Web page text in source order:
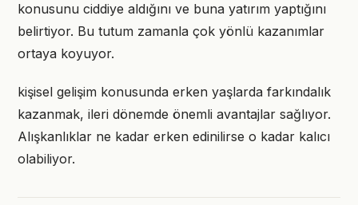
konusunu ciddiye aldığını ve buna yatırım yaptığını
belirtiyor. Bu tutum zamanla çok yönlü kazanımlar
ortaya koyuyor.
kişisel gelişim konusunda erken yaşlarda farkındalık
kazanmak, ileri dönemde önemli avantajlar sağlıyor.
Alışkanlıklar ne kadar erken edinilirse o kadar kalıcı
olabiliyor.